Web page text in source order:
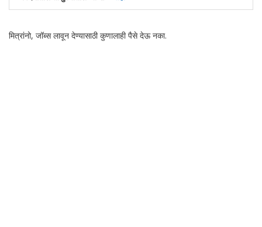
मित्रांनो, जॉब्स लावून देण्यासाठी कुणालाही पैसे देऊ नका.